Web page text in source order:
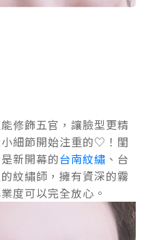
修飾五官，讓臉型更精
細節開始注重的♡！閨
是新開幕的台南紋繡 、台
紋繡師，擁有資深的霧
度可以完全放心。